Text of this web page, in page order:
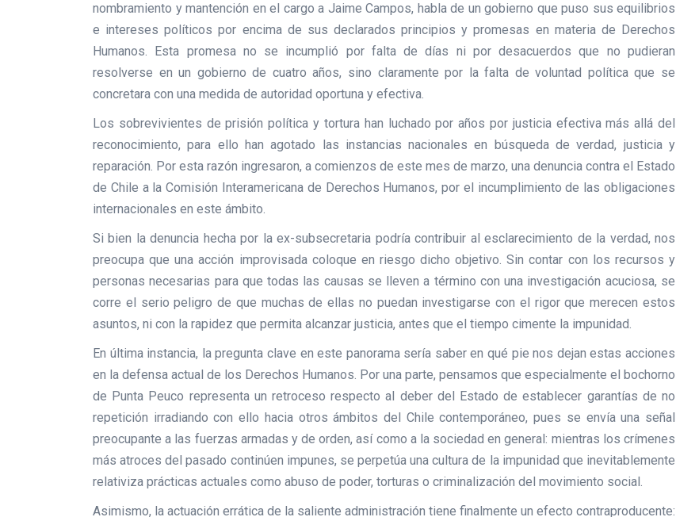
nombramiento y mantención en el cargo a Jaime Campos, habla de un gobierno que puso sus equilibrios
e intereses políticos por encima de sus declarados principios y promesas en materia de Derechos
Humanos. Esta promesa no se incumplió por falta de días ni por desacuerdos que no pudieran
resolverse en un gobierno de cuatro años, sino claramente por la falta de voluntad política que se
concretara con una medida de autoridad oportuna y efectiva.
Los sobrevivientes de prisión política y tortura han luchado por años por justicia efectiva más allá del
reconocimiento, para ello han agotado las instancias nacionales en búsqueda de verdad, justicia y
reparación. Por esta razón ingresaron, a comienzos de este mes de marzo, una denuncia contra el Estado
de Chile a la Comisión Interamericana de Derechos Humanos, por el incumplimiento de las obligaciones
internacionales en este ámbito.
Si bien la denuncia hecha por la ex-subsecretaria podría contribuir al esclarecimiento de la verdad, nos
preocupa que una acción improvisada coloque en riesgo dicho objetivo. Sin contar con los recursos y
personas necesarias para que todas las causas se lleven a término con una investigación acuciosa, se
corre el serio peligro de que muchas de ellas no puedan investigarse con el rigor que merecen estos
asuntos, ni con la rapidez que permita alcanzar justicia, antes que el tiempo cimente la impunidad.
En última instancia, la pregunta clave en este panorama sería saber en qué pie nos dejan estas acciones
en la defensa actual de los Derechos Humanos. Por una parte, pensamos que especialmente el bochorno
de Punta Peuco representa un retroceso respecto al deber del Estado de establecer garantías de no
repetición irradiando con ello hacia otros ámbitos del Chile contemporáneo, pues se envía una señal
preocupante a las fuerzas armadas y de orden, así como a la sociedad en general: mientras los crímenes
más atroces del pasado continúen impunes, se perpetúa una cultura de la impunidad que inevitablemente
relativiza prácticas actuales como abuso de poder, torturas o criminalización del movimiento social.
Asimismo, la actuación errática de la saliente administración tiene finalmente un efecto contraproducente: